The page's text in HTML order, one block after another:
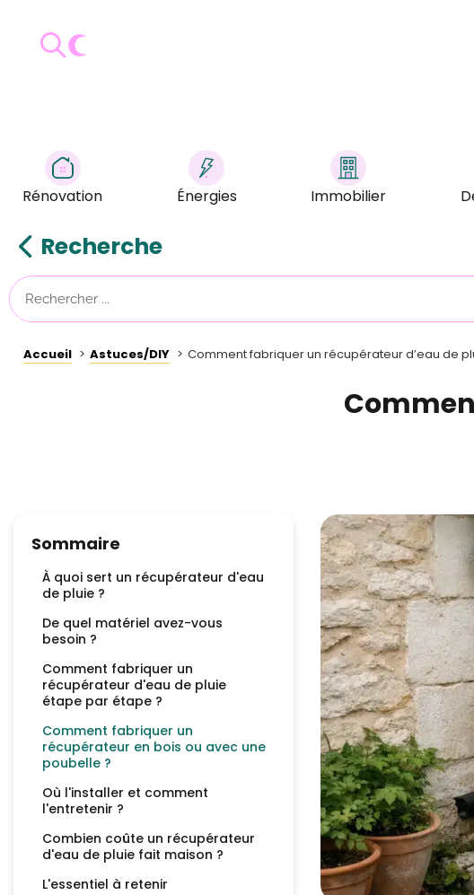
Rénovation Énergies Immobilier
Recherche
Accueil Astuces/DIY Comment fabriquer un récupérateur d’eau de
Sommaire
À quoi sert un récupérateur d'eau
de pluie ?
De quel matériel avez-vous
besoin ?
Comment fabriquer un
récupérateur d'eau de pluie
étape par étape ?
Comment fabriquer un
récupérateur en bois ou avec une
poubelle ?
Où l'installer et comment
l'entretenir ?
Combien coûte un récupérateur
d'eau de pluie fait maison ?
L'essentiel à retenir